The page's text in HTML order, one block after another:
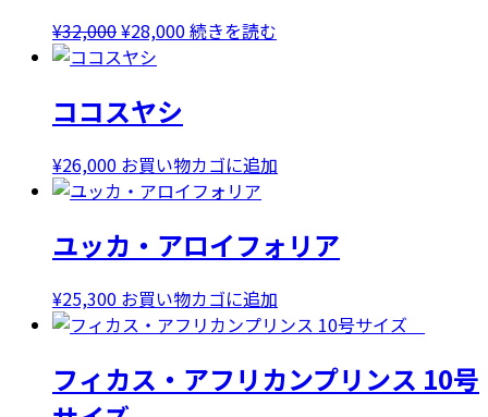
¥32,000元
の
格
は
¥32,000
で
た。
¥28,000現
は
¥28,000
す。
続きを読む
ココスヤシ
¥26,000 お買い物カゴに追加
ユッカ・アロイフォリア
¥25,300 お買い物カゴに追加
フィカス・アフリカンプリンス 10号